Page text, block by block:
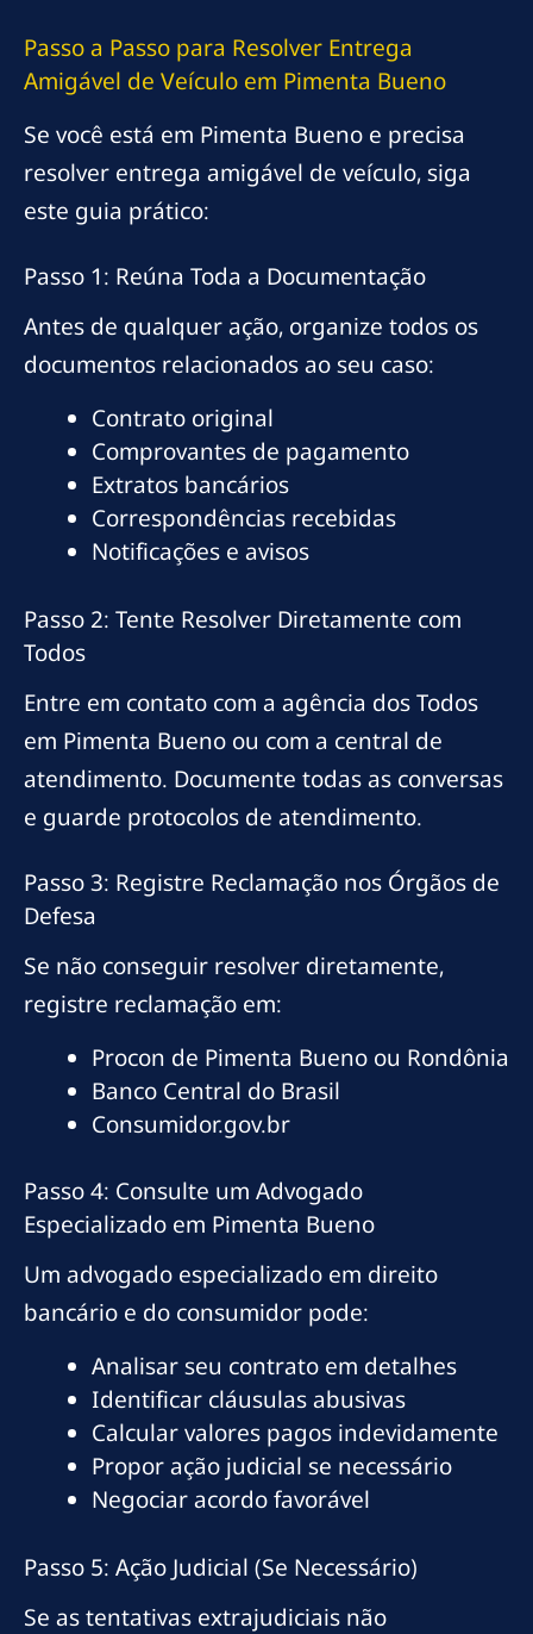
Passo a Passo para Resolver Entrega
Amigável de Veículo em Pimenta Bueno
Se você está em Pimenta Bueno e precisa
resolver entrega amigável de veículo, siga
este guia prático:
Passo 1: Reúna Toda a Documentação
Antes de qualquer ação, organize todos os
documentos relacionados ao seu caso:
Contrato original
Comprovantes de pagamento
Extratos bancários
Correspondências recebidas
Notificações e avisos
Passo 2: Tente Resolver Diretamente com
Todos
Entre em contato com a agência dos Todos
em Pimenta Bueno ou com a central de
atendimento. Documente todas as conversas
e guarde protocolos de atendimento.
Passo 3: Registre Reclamação nos Órgãos de
Defesa
Se não conseguir resolver diretamente,
registre reclamação em:
Procon de Pimenta Bueno ou Rondônia
Banco Central do Brasil
Consumidor.gov.br
Passo 4: Consulte um Advogado
Especializado em Pimenta Bueno
Um advogado especializado em direito
bancário e do consumidor pode:
Analisar seu contrato em detalhes
Identificar cláusulas abusivas
Calcular valores pagos indevidamente
Propor ação judicial se necessário
Negociar acordo favorável
Passo 5: Ação Judicial (Se Necessário)
Se as tentativas extrajudiciais não